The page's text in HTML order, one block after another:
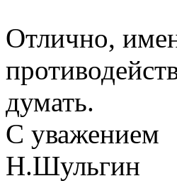
Отлично,
думать.
С уважением
Н.Шульгин